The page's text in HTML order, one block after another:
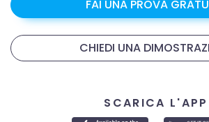
FAI UNA PROVA
CHIEDI UNA
SCARICA L'APP